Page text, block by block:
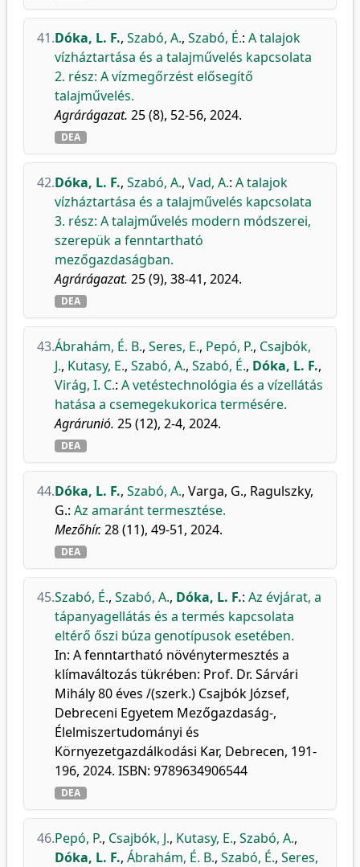
41.Dóka, L. F., Szabó, A., Szabó, É.: A talajok
vízháztartása és a talajművelés kapcsolata
2. rész: A vízmegőrzést elősegítő
talajművelés.
Agrárágazat. 25 (8), 52-56, 2024.
DEA
42.Dóka, L. F., Szabó, A., Vad, A.: A talajok
vízháztartása és a talajművelés kapcsolata
3. rész: A talajművelés modern módszerei,
szerepük a fenntartható
mezőgazdaságban.
Agrárágazat. 25 (9), 38-41, 2024.
DEA
43.Ábrahám, É. B., Seres, E., Pepó, P., Csajbók,
J., Kutasy, E., Szabó, A., Szabó, É., Dóka, L. F.,
Virág, I. C.: A vetéstechnológia és a vízellátás
hatása a csemegekukorica termésére.
Agrárunió. 25 (12), 2-4, 2024.
DEA
44.Dóka, L. F., Szabó, A., Varga, G., Ragulszky,
G.: Az amaránt termesztése.
Mezőhír. 28 (11), 49-51, 2024.
DEA
45.Szabó, É., Szabó, A., Dóka, L. F.: Az évjárat, a
tápanyagellátás és a termés kapcsolata
eltérő őszi búza genotípusok esetében.
In: A fenntartható növénytermesztés a
klímaváltozás tükrében: Prof. Dr. Sárvári
Mihály 80 éves /(szerk.) Csajbók József,
Debreceni Egyetem Mezőgazdaság-,
Élelmiszertudományi és
Környezetgazdálkodási Kar, Debrecen, 191-
196, 2024. ISBN: 9789634906544
DEA
46.Pepó, P., Csajbók, J., Kutasy, E., Szabó, A.,
Dóka, L. F., Ábrahám, É. B., Szabó, É., Seres,